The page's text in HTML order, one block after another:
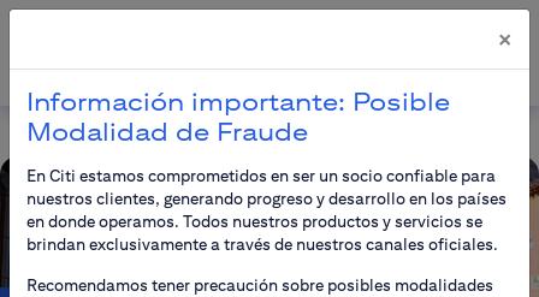
×
Información importante: Posible
Modalidad de Fraude
En Citi estamos comprometidos en ser un socio confiable para
nuestros clientes, generando progreso y desarrollo en los países
en donde operamos. Todos nuestros productos y servicios se
brindan exclusivamente a través de nuestros canales oficiales.
Recomendamos tener precaución sobre posibles modalidades